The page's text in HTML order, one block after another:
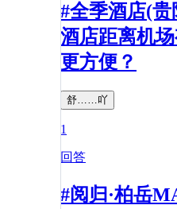
#全季酒店(
酒店距离机
更方便？
舒……吖
1
回答
#阅归·柏岳